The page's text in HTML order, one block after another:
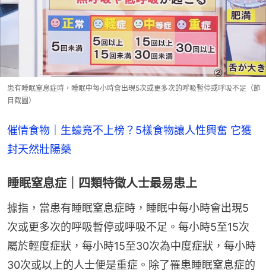
患有睡眠窒息症時，睡眠中每小時會出現5次或更多次的呼吸暫停或呼吸不足（節
目截圖）
催情食物｜生蠔竟不上榜？5樣食物讓人性興奮 它獲
封天然壯陽藥
睡眠窒息症｜四類特徵人士最易患上
據指，當患有睡眠窒息症時，睡眠中每小時會出現5
次或更多次的呼吸暫停或呼吸不足。每小時5至15次
屬於輕度症狀，每小時15至30次為中度症狀，每小時
30次或以上的人士便是重症。除了罹患睡眠窒息症的